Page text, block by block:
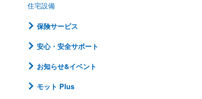
住宅設備
保険サービス
安心・安全サポート
お知らせ&イベント
モット Plus